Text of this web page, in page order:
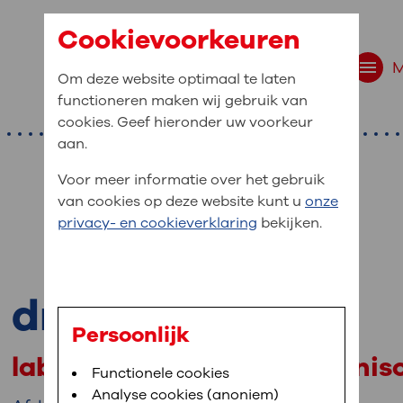
website navigatie
bent u naar op
Bloedafname,MijnOLVG,Digitalisering
medische gegevens
In MijnOLVG kunt u uw medische
het u uitkomt. OLVG breidt MijnOLVG
dr. S.M. Smits
laboratoriumspecialist
Cookievoorkeuren
Om deze website optimaal te laten
functioneren maken wij gebruik van
cookies. Geef hieronder uw voorkeur
aan.
Voor meer informatie over het gebruik
van cookies op deze website kunt u onze
privacy- en cookieverklaring bekijken.
Persoonlijk
Functionele cookies
Analyse cookies (anoniem)